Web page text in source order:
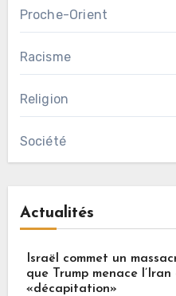
Proche-Orient
Racisme
Religion
Société
Actualités
Israël commet un
que Trump menace l’Iran
«décapitation»